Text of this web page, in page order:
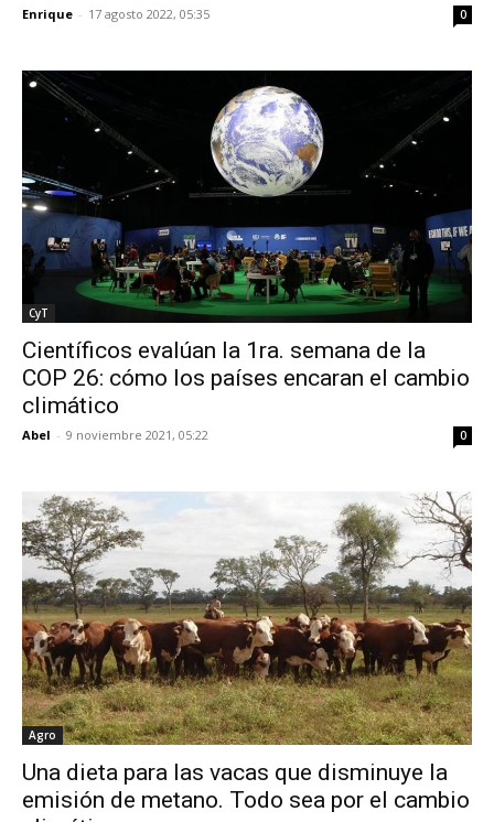
Enrique - 17 agosto 2022, 05:35 0
CyT
Científicos evalúan la 1ra. semana de la
COP 26: cómo los países encaran el cambio
climático
Abel - 9 noviembre 2021, 05:22 0
Agro
Una dieta para las vacas que disminuye la
emisión de metano. Todo sea por el cambio